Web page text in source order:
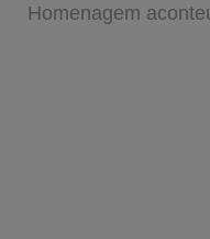
Homenagem